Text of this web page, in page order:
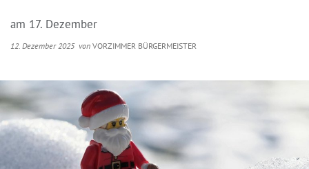
am 17. Dezember
12. Dezember 2025 von VORZIMMER BÜRGERMEISTER